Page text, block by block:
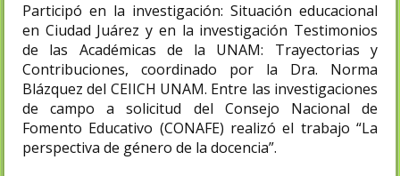
Participó en la investigación: Situación educacional
en Ciudad Juárez y en la investigación Testimonios
de las Académicas de la UNAM: Trayectorias y
Contribuciones, coordinado por la Dra. Norma
Blázquez del CEIICH UNAM. Entre las investigaciones
de campo a solicitud del Consejo Nacional de
Fomento Educativo (CONAFE) realizó el trabajo “La
perspectiva de género de la docencia”.